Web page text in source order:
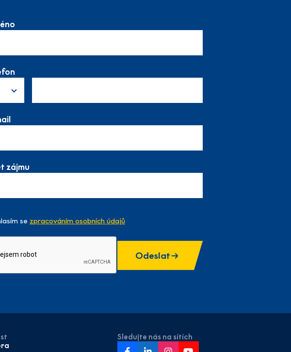
zájmu
se zpracováním osobních údajů
Odeslat
Sledujte nás na sítích